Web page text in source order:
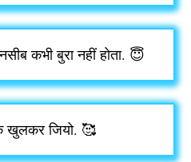
कभी बुरा नहीं होता. 😇
खुलकर जियो. 🥰